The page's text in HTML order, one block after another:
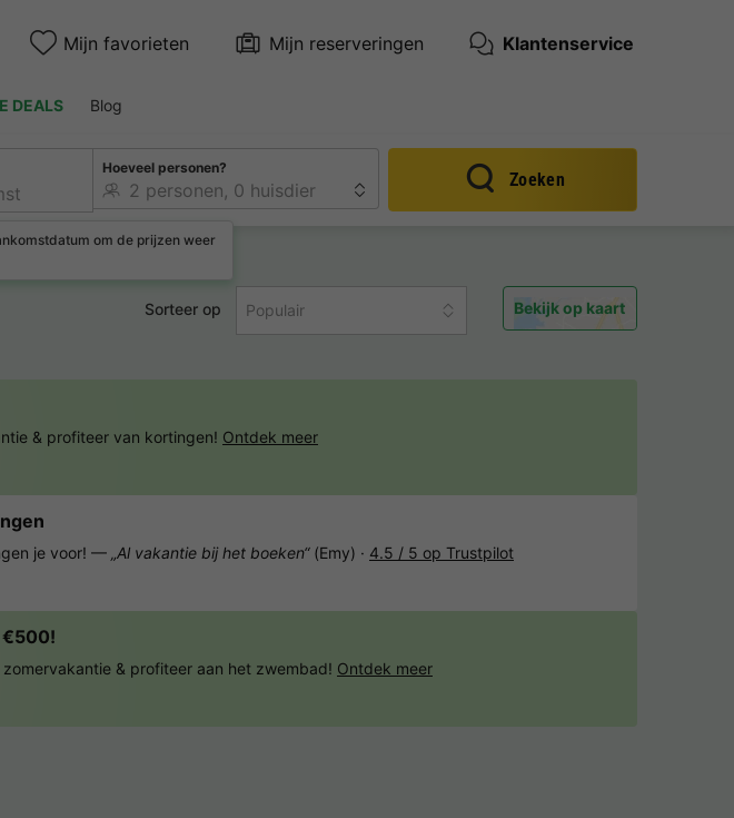
Mijn favorieten Mijn reserveringen Klantenservice
DEALS Blog
om de prijzen weer
Hoeveel personen?
Zoeken
Sorteer op Populair Bekijk op kaart
& profiteer van kortingen! Ontdek meer
je voor! — „Al vakantie bij het boeken“(Emy) · 4.5 / 5 op Trustpilot
€500!
& profiteer aan het zwembad! Ontdek meer